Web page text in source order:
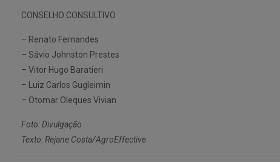
CONSELHO CONSULTIVO
– Renato Fernandes
– Sávio Johnston Prestes
– Vitor Hugo Baratieri
– Luiz Carlos Gugleimin
– Otomar Oleques Vivian
Foto: Divulgação
Texto: Rejane Costa/AgroEffective